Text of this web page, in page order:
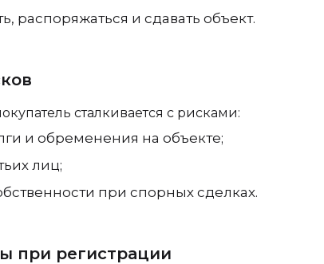
распоряжаться и сдавать объект.
сталкивается с рисками:
и обременения на объекте;
лиц;
при спорных сделках.
при регистрации